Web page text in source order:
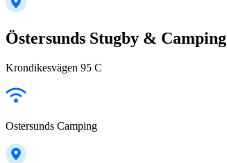
Östersunds Stugby & Camping
Krondikesvägen 95 C
Ostersunds Camping